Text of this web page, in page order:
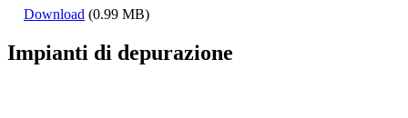
Download (0.99 MB)
Impianti di depurazione